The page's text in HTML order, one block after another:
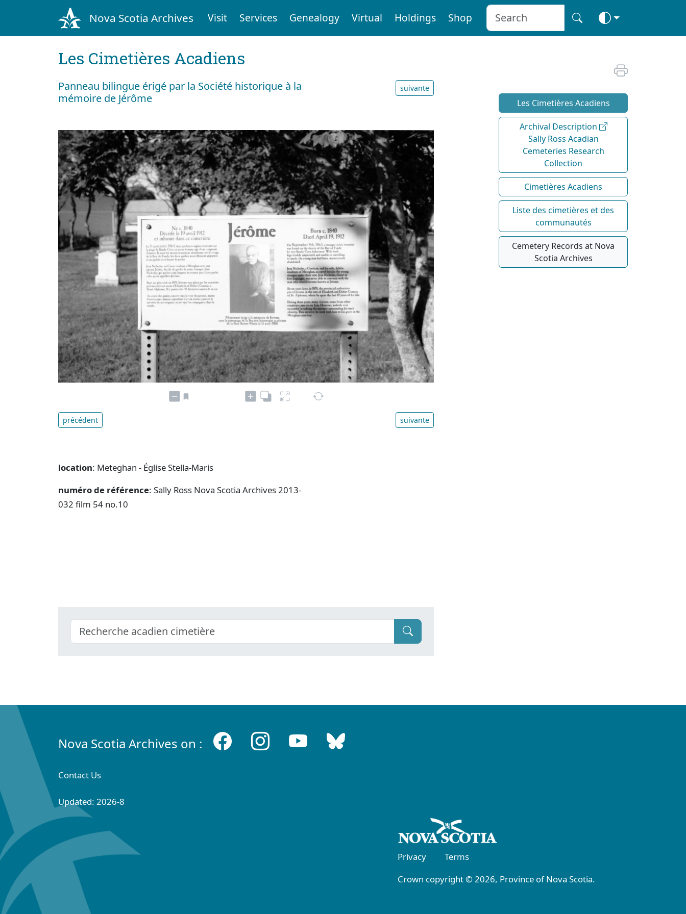
Nova Scotia Archives Visit Services Genealogy Virtual Holdings Shop
Les Cimetières Acadiens
Panneau bilingue érigé par la Société historique à la
mémoire de Jérôme
suivante
précédent suivante
location: Meteghan - Église Stella-Maris
numéro de référence: Sally Ross Nova Scotia Archives 2013-
032 film 54 no.10
Les Cimetières Acadiens
Archival Description
Sally Ross Acadian
Cemeteries Research
Collection
Cimetières Acadiens
Liste des cimetières et des
communautés
Cemetery Records at Nova
Scotia Archives
Nova Scotia Archives on :
Contact Us
Updated: 2026-8
Privacy
Terms
Crown copyright © 2026, Province of Nova Scotia.